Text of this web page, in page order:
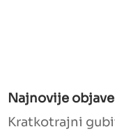
Najnovije objave
Kratkotrajni